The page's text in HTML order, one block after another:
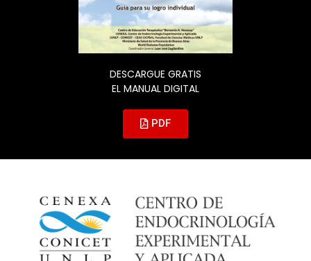
DESCARGUE GRATIS
EL MANUAL DIGITAL
PDF